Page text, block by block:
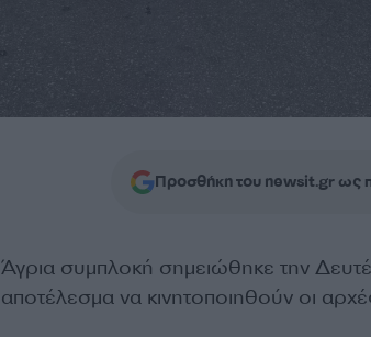
Προσθήκη του newsit.gr ως
Άγρια συμπλοκή σημειώθηκε την
αποτέλεσμα να κινητοποιηθούν οι